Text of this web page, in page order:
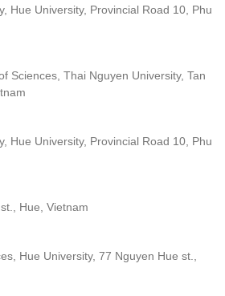
Hue University, Provincial Road 10, Phu
Sciences, Thai Nguyen University, Tan
Hue University, Provincial Road 10, Phu
Hue, Vietnam
Hue University, 77 Nguyen Hue st.,